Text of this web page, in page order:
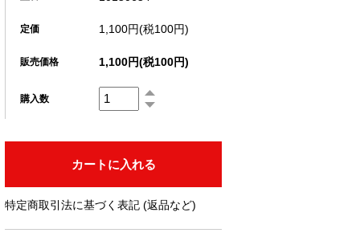
定価 1,100円(税100円)
販売価格 1,100円(税100円)
購入数
特定商取引法に基づく表記 (返品など)